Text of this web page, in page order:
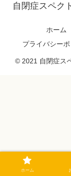
自閉症スペク
ホーム
プライバシー
© 2021 自閉症ス
ホーム